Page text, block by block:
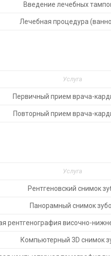
Введение лечебных
Лечебная процедура
Услуга
Первичный прием врача-
Повторный прием врача-
Услуга
Рентгеновский снимок
Панорамный снимок
рентгенография височно-
Компьютерный 3D снимок